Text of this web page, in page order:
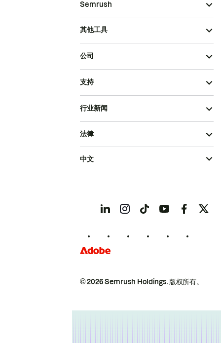
Semrush
其他工具
公司
支持
行业新闻
© 2026 Semrush Holdings.版权所有。
法律
中文